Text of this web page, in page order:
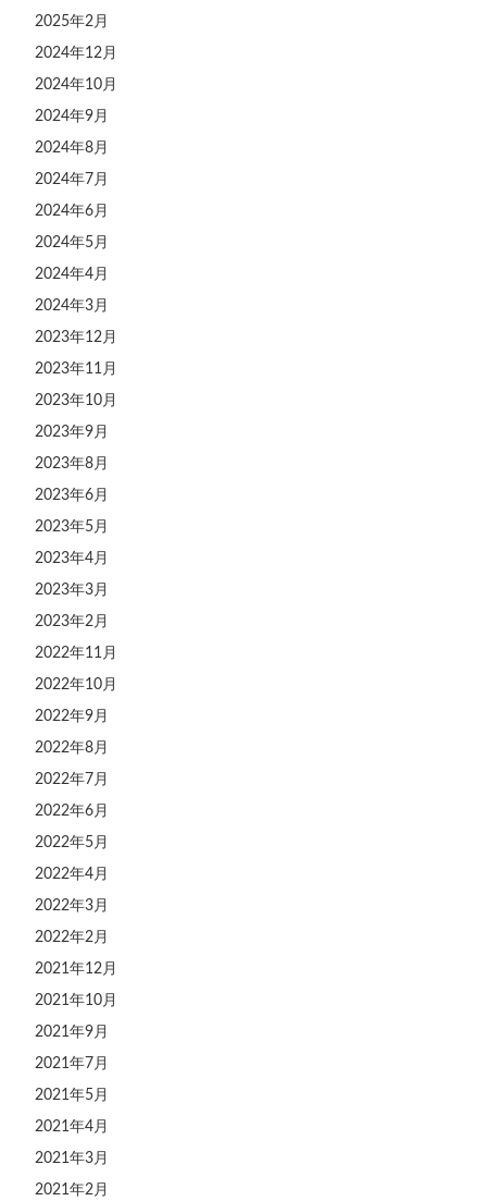
2025年2月
2024年12月
2024年10月
2024年9月
2024年8月
2024年7月
2024年6月
2024年5月
2024年4月
2024年3月
2023年12月
2023年11月
2023年10月
2023年9月
2023年8月
2023年6月
2023年5月
2023年4月
2023年3月
2023年2月
2022年11月
2022年10月
2022年9月
2022年8月
2022年7月
2022年6月
2022年5月
2022年4月
2022年3月
2022年2月
2021年12月
2021年10月
2021年9月
2021年7月
2021年5月
2021年4月
2021年3月
2021年2月